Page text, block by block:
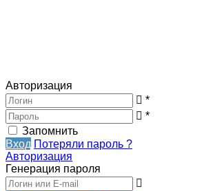
Авторизация
*
*
Запомнить
Вход Потеряли пароль ?
Авторизация
Генерация пароля